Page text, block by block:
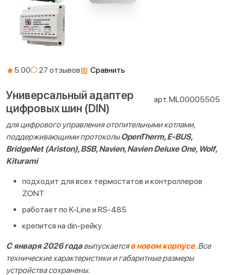
5.00 Сравнить
Универсальный адаптер
цифровых шин (DIN)
арт. ML00005505
для цифрового управления отопительными котлами,
поддерживающими протоколыOpenTherm, E-BUS,
BridgeNet (Ariston), BSB, Navien, Navien Deluxe One, Wolf,
Kiturami
подходит для всех термостатов и контроллеров
ZONT
работает по K-Line и RS-485
крепится на din-рейку
С января 2026 годавыпускаетсяв новом корпусе. Все
технические характеристики и габаритные размеры
устройства сохранены.